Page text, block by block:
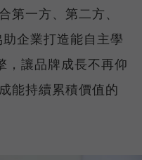
第一方、第二方、
企業打造能自主學
，讓品牌成長不再仰
能持續累積價值的